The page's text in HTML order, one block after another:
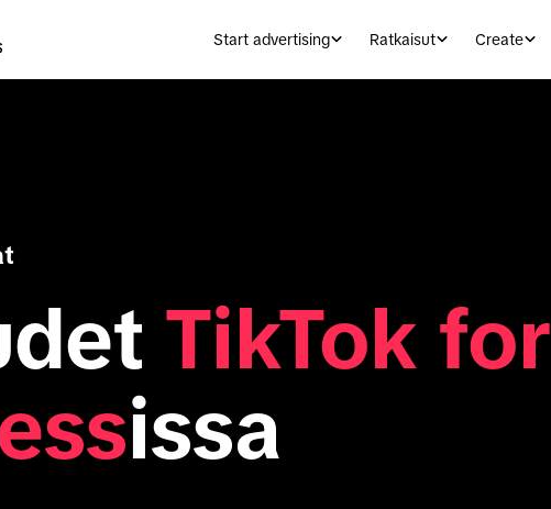
Start advertising Ratkaisut Create
TikTok for
issa